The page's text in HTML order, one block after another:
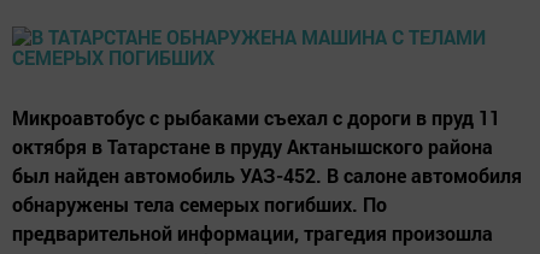
Микроавтобус с рыбаками съехал с дороги в пруд 11
октября в Татарстане в пруду Актанышского района
был найден автомобиль УАЗ-452. В салоне автомобиля
обнаружены тела семерых погибших. По
предварительной информации, трагедия произошла